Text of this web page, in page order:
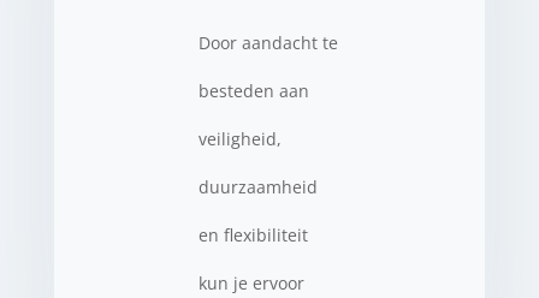
Door aandacht te
besteden aan
veiligheid,
duurzaamheid
en flexibiliteit
kun je ervoor